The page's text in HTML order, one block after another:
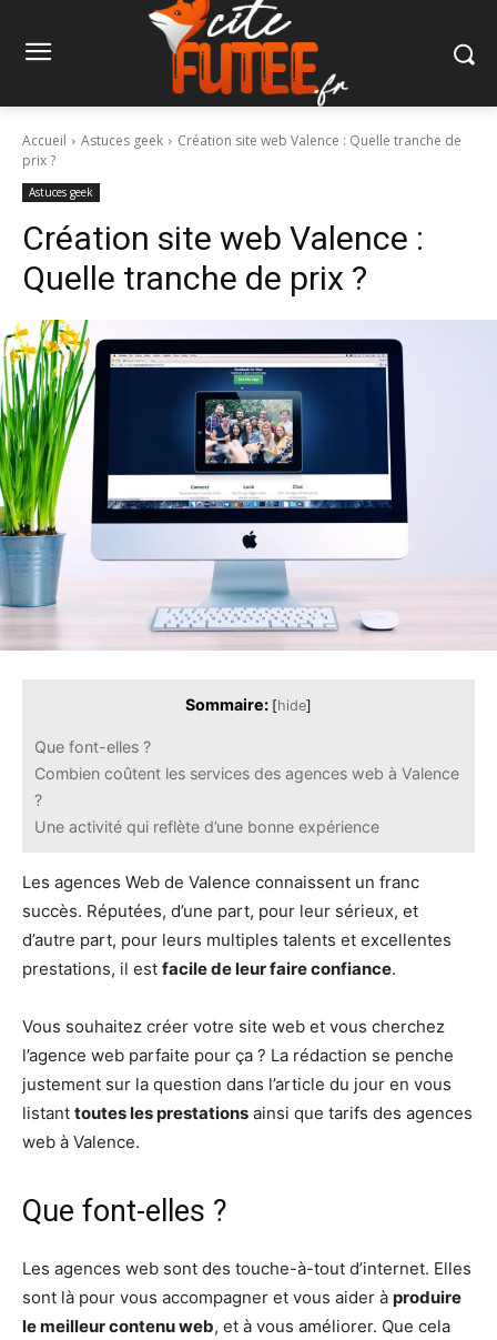
Accueil Astuces geek
Création site web Valence : Quelle tranche de
prix ?
Astuces geek
Création site web Valence :
Quelle tranche de prix ?
Sommaire: [hide]
Que font-elles ?
Combien coûtent les services des agences web à Valence
?
Une activité qui reflète d’une bonne expérience
Les agences Web de Valence connaissent un franc
succès. Réputées, d’une part, pour leur sérieux, et
d’autre part, pour leurs multiples talents et excellentes
prestations, il est facile de leur faire confiance.
Vous souhaitez créer votre site web et vous cherchez
l’agence web parfaite pour ça ? La rédaction se penche
justement sur la question dans l’article du jour en vous
listant toutes les prestations ainsi que tarifs des agences
web à Valence.
Que font-elles ?
Les agences web sont des touche-à-tout d’internet. Elles
sont là pour vous accompagner et vous aider à produire
le meilleur contenu web, et à vous améliorer. Que cela